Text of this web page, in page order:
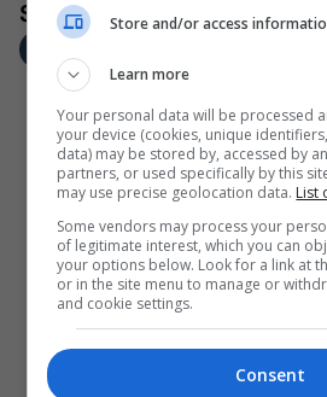
Store and/or access
Learn more
Your personal data will be processed
your device (cookies, unique
data) may be stored by, accessed by
partners, or used specifically by this
may use precise geolocation data. List
Some vendors may process your
of legitimate interest, which you can
your options below. Look for a link at
or in the site menu to manage or
and cookie settings.
Consent